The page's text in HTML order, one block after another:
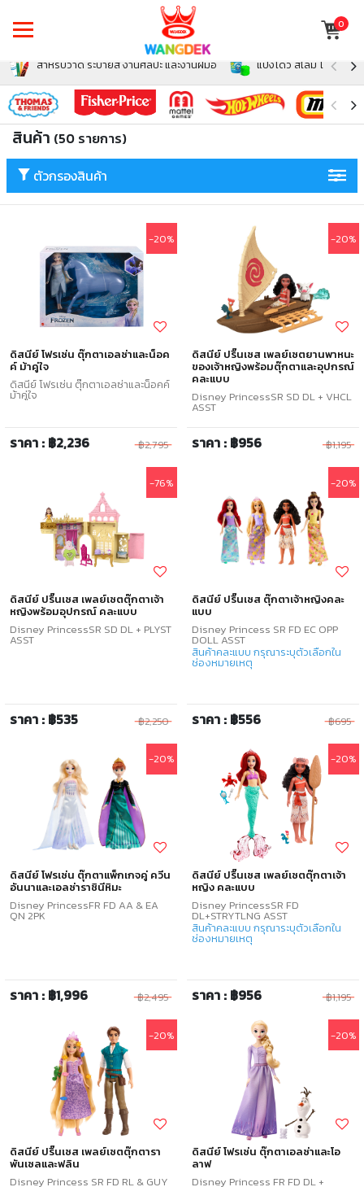
0
สำหรับวาด ระบายสี งานศิลปะ และงานฝีมือ แป้งโดว์ สไลม์ โฟม สำห
สินค้า (50 รายการ)
ตัวกรองสินค้า
-20%
ดิสนีย์ โฟรเซ่น ตุ๊กตาเอลซ่าและน็อค
ค์ ม้าคู่ใจ
ดิสนีย์ โฟรเซ่น ตุ๊กตาเอลซ่าและน็อคค์
ม้าคู่ใจ
ราคา : ฿2,236 ฿2,795
-20%
ดิสนีย์ ปริ๊นเซส เพลย์เซตยานพาหนะ
ของเจ้าหญิงพร้อมตุ๊กตาและอุปกรณ์
คละแบบ
Disney PrincessSR SD DL + VHCL
ASST
ราคา : ฿956 ฿1,195
-76%
ดิสนีย์ ปริ๊นเซส เพลย์เซตตุ๊กตาเจ้า
หญิงพร้อมอุปกรณ์ คละแบบ
Disney PrincessSR SD DL + PLYST
ASST
ราคา : ฿535 ฿2,250
-20%
ดิสนีย์ ปริ๊นเซส ตุ๊กตาเจ้าหญิงคละ
แบบ
Disney Princess SR FD EC OPP
DOLL ASST
สินค้าคละแบบ กรุณาระบุตัวเลือกใน
ช่องหมายเหตุ
ราคา : ฿556 ฿695
-20%
ดิสนีย์ โฟรเซ่น ตุ๊กตาแพ็กเกจคู่ ควีน
อันนาและเอลซ่าราชินีหิมะ
Disney PrincessFR FD AA & EA
QN 2PK
ราคา : ฿1,996 ฿2,495
-20%
ดิสนีย์ ปริ๊นเซส เพลย์เซตตุ๊กตาเจ้า
หญิง คละแบบ
Disney PrincessSR FD
DL+STRYTLNG ASST
สินค้าคละแบบ กรุณาระบุตัวเลือกใน
ช่องหมายเหตุ
ราคา : ฿956 ฿1,195
-20%
ดิสนีย์ ปริ๊นเซส เพลย์เซตตุ๊กตารา
พันเซลและฟลิน
Disney Princess SR FD RL & GUY
-20%
ดิสนีย์ โฟรเซ่น ตุ๊กตาเอลซ่าและโอ
ลาฟ
Disney Princess FR FD DL +